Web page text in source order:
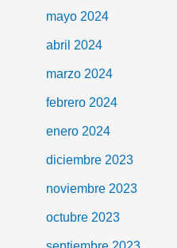
mayo 2024
abril 2024
marzo 2024
febrero 2024
enero 2024
diciembre 2023
noviembre 2023
octubre 2023